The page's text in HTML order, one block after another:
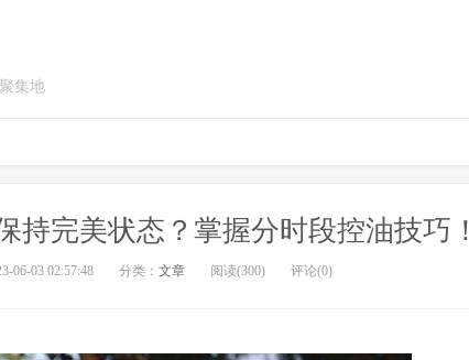
集地
持完美状态？掌握分时段控油技巧！
06-03 02:57:48 分类： 文章 阅读(300) 评论(0)